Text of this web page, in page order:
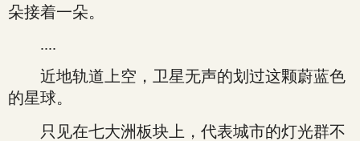
朵接着一朵。
....
近地轨道上空，卫星无声的划过这颗蔚蓝色
的星球。
只见在七大洲板块上，代表城市的灯光群不